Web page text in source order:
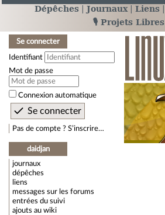
Dépêches Journaux Liens
🎙️ Projets Libres
Se connecter
Identifiant
Mot de passe
Connexion automatique
Pas de compte ? S’inscrire…
daidjan
journaux
dépêches
liens
messages sur les forums
entrées du suivi
ajouts au wiki